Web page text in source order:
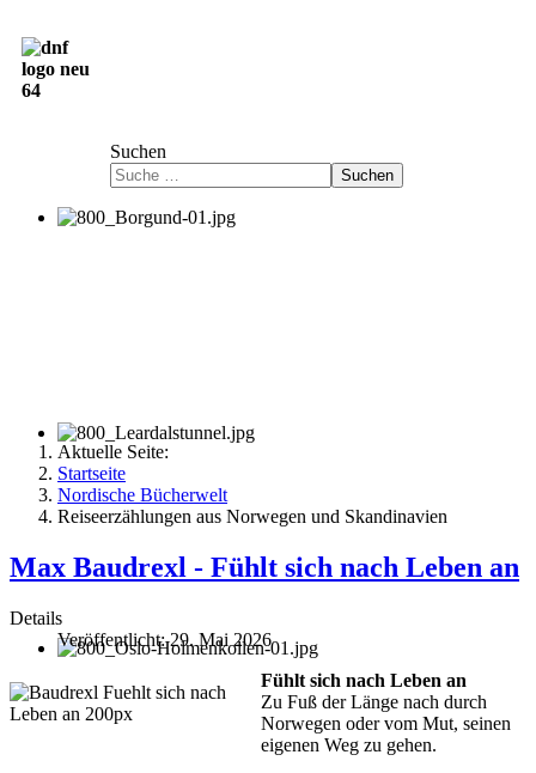
Suchen
Suchen
Aktuelle Seite:
Startseite
Nordische Bücherwelt
Reiseerzählungen aus Norwegen und Skandinavien
Max Baudrexl - Fühlt sich nach Leben an
Details
Veröffentlicht: 29. Mai 2026
Fühlt sich nach Leben an
Zu Fuß der Länge nach durch
Norwegen oder vom Mut, seinen
eigenen Weg zu gehen.